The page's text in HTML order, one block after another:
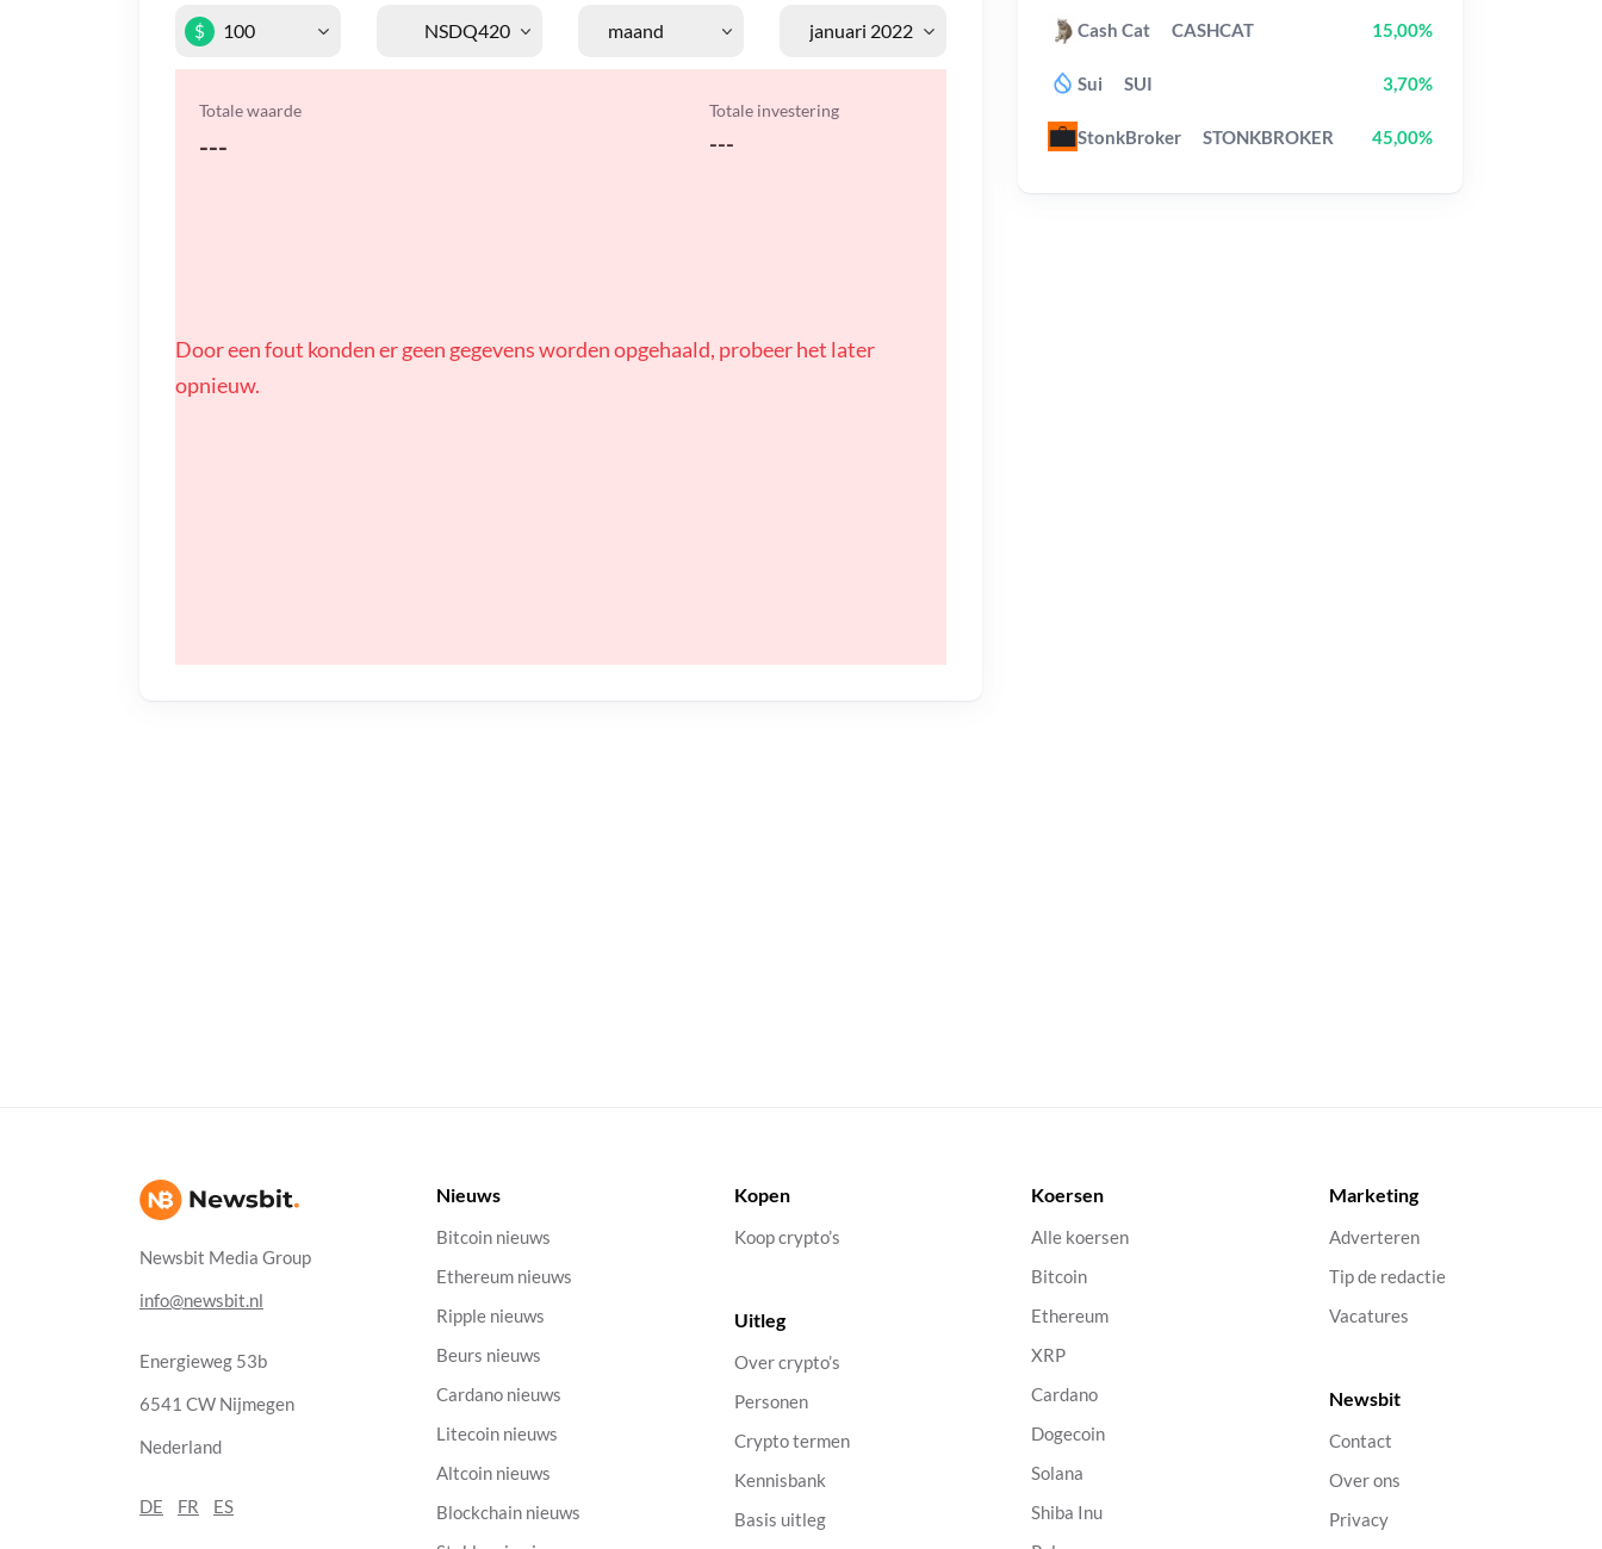
$
Totale waarde
---
Totale investering
---
Door een fout konden er geen gegevens worden opgehaald, probeer het later
opnieuw.
Cash Cat CASHCAT 15,00%
Sui SUI 3,70%
StonkBroker STONKBROKER 45,00%
Newsbit Media Group
info@newsbit.nl
Energieweg 53b
6541 CW Nijmegen
Nederland
DE FR ES
Nieuws
Bitcoin nieuws
Ethereum nieuws
Ripple nieuws
Beurs nieuws
Cardano nieuws
Litecoin nieuws
Altcoin nieuws
Blockchain nieuws
Kopen
Koop crypto’s
Uitleg
Over crypto’s
Personen
Crypto termen
Kennisbank
Basis uitleg
Koersen
Alle koersen
Bitcoin
Ethereum
XRP
Cardano
Dogecoin
Solana
Shiba Inu
Marketing
Adverteren
Tip de redactie
Vacatures
Newsbit
Contact
Over ons
Privacy